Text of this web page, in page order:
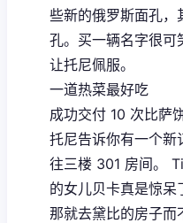
些新的俄罗斯面孔，
孔。买一辆名字很可
让托尼佩服。
一道热菜最好吃
成功交付 10 次比萨
托尼告诉你有一个新
往三楼 301 房间。
的女儿贝卡真是惊呆
那就去黛比的房子而